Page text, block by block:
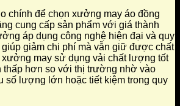
chính để chọn xưởng may áo đồng
cung cấp sản phẩm với giá thành
áp dụng công nghệ hiện đại và quy
giảm chi phí mà vẫn giữ được chất
xưởng may sử dụng vải chất lượng tốt
thấp hơn so với thị trường nhờ vào
số lượng lớn hoặc tiết kiệm trong quy